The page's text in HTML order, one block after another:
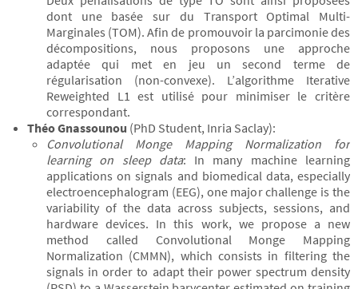
dont une basée sur du Transport Optimal Multi-
Marginales (TOM). Afin de promouvoir la parcimonie des
décompositions, nous proposons une approche
adaptée qui met en jeu un second terme de
régularisation (non-convexe). L’algorithme Iterative
Reweighted L1 est utilisé pour minimiser le critère
correspondant.
Théo Gnassounou (PhD Student, Inria Saclay):
Convolutional Monge Mapping Normalization for
learning on sleep data: In many machine learning
applications on signals and biomedical data, especially
electroencephalogram (EEG), one major challenge is the
variability of the data across subjects, sessions, and
hardware devices. In this work, we propose a new
method called Convolutional Monge Mapping
Normalization (CMMN), which consists in filtering the
signals in order to adapt their power spectrum density